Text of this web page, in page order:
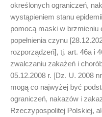
określonych ograniczeń,
wystąpieniem stanu
pomocą maski w brzmieniu
popełnienia czynu
rozporządzeń], tj. art. 46a i
zwalczaniu zakażeń i
05.12.2008 r. [Dz. U. 2008
mogą co najwyżej być
ograniczeń, nakazów i
Rzeczypospolitej Polskiej,